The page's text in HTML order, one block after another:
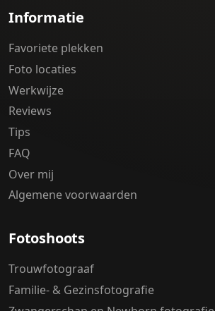
Informatie
Favoriete plekken
Foto locaties
Werkwijze
Reviews
Tips
FAQ
Over mij
Algemene voorwaarden
Fotoshoots
Trouwfotograaf
Familie- & Gezinsfotografie